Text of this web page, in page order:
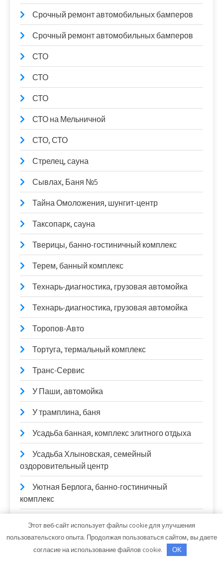
Срочный ремонт автомобильных бамперов
Срочный ремонт автомобильных бамперов
СТО
СТО
СТО
СТО на Мельничной
СТО, СТО
Стрелец, сауна
Сывлах, Баня №5
Тайна Омоложения, шунгит-центр
Таксопарк, сауна
Тверицы, банно-гостиничный комплекс
Терем, банный комплекс
Технарь-диагностика, грузовая автомойка
Технарь-диагностика, грузовая автомойка
Торопов-Авто
Тортуга, термальный комплекс
Транс-Сервис
У Паши, автомойка
У трамплина, баня
Усадьба банная, комплекс элитного отдыха
Усадьба Хлыновская, семейный
оздоровительный центр
Уютная Берлога, банно-гостиничный
комплекс
Фантазия, сауна
Этот веб-сайт использует файлы cookie для улучшения
пользовательского опыта. Продолжая пользоваться сайтом, вы даете
согласие на использование файлов cookie.
OK